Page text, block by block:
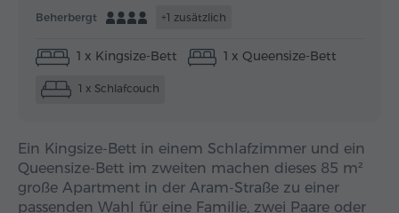
Beherbergt +1 zusätzlich
1 x Kingsize-Bett 1 x Queensize-Bett
1 x Schlafcouch
Ein Kingsize-Bett in einem Schlafzimmer und ein
Queensize-Bett im zweiten machen dieses 85 m²
große Apartment in der Aram-Straße zu einer
passenden Wahl für eine Familie, zwei Paare oder